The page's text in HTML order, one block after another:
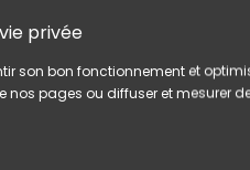
avec son pinceau, de
cohésion) ou sur la
en deux couches, fermez le
privée
son bon fonctionnement et
pages ou diffuser et mesurer